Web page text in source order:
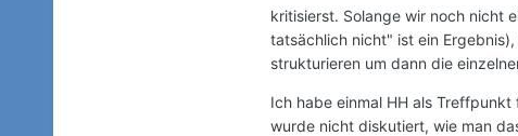
kritisierst. Solange wir noch nicht
tatsächlich nicht" ist ein
strukturieren um dann die
Ich habe einmal HH als
wurde nicht diskutiert, wie man